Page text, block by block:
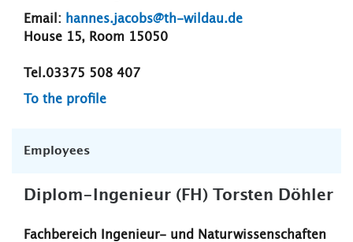
Email: hannes.jacobs@th-wildau.de
House 15, Room 15050
Tel.03375 508 407
To the profile
Employees
Diplom-Ingenieur (FH) Torsten Döhler
Fachbereich Ingenieur- und Naturwissenschaften